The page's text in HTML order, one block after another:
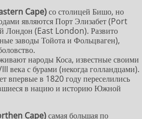
Cape)со столицей Бишо, но
являются Порт Элизабет (Port
Лондон (East London). Развито
заводы Тойота и Фольцваген),
народы Коса, известные своими
века с бурами (некогда голландцами).
впервые в 1820 году переселились
в нацию и историю Южной
Cape)самая большая по